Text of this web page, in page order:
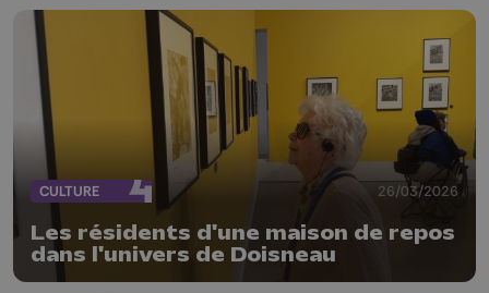
CULTURE 26/03/2026
Les résidents d'une maison de repos
dans l'univers de Doisneau